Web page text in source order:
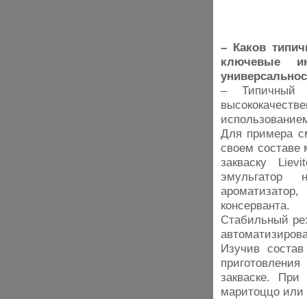
– Каков
ключевые
– Типичный
Для примера
своем составе
закваску
эмульгатор
консерванта.
Стабильный
Изучив
закваске.
маритоццо